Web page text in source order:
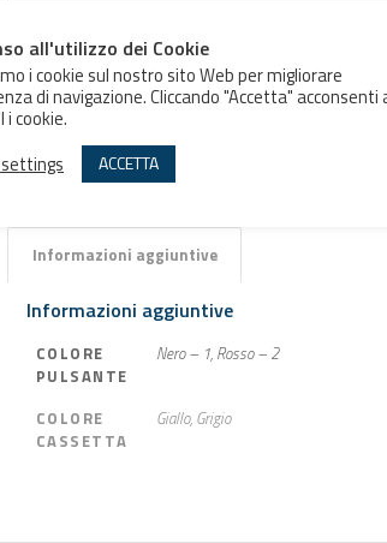
Aggiungi al preventivo
Informazioni aggiuntive
Informazioni aggiuntive
COLORE
PULSANTE
Nero – 1, Rosso – 2
COLORE
CASSETTA
Giallo, Grigio
all'utilizzo dei Cookie
i cookie sul nostro sito Web per migliorare
di navigazione. Cliccando "Accetta" acconsenti
i cookie.
ACCETTA